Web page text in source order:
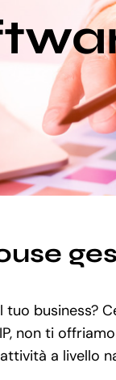
business?
non ti
a livello